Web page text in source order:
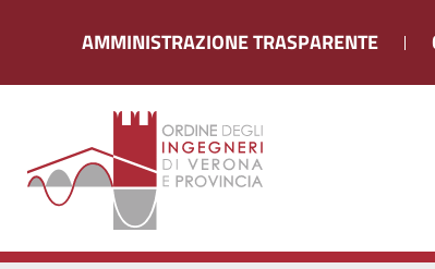
AMMINISTRAZIONE TRASPARENTE